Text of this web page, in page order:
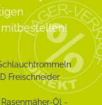
mitbestellen!